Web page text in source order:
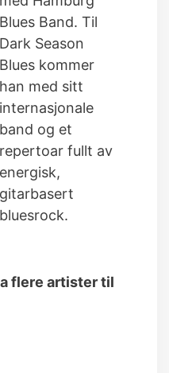
Blues Band. Til
Dark Season
Blues kommer
han med sitt
internasjonale
band og et
repertoar fullt av
energisk,
gitarbasert
bluesrock.
flere artister til